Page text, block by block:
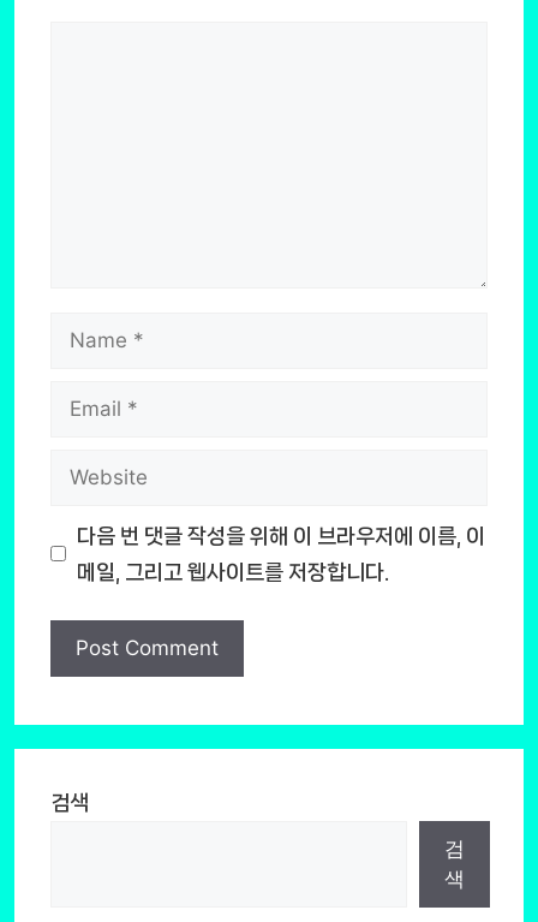
Name
Email
Website
다음 번 댓글 작성을 위해 이 브라우저에 이름, 이
메일, 그리고 웹사이트를 저장합니다.
검색
검
색